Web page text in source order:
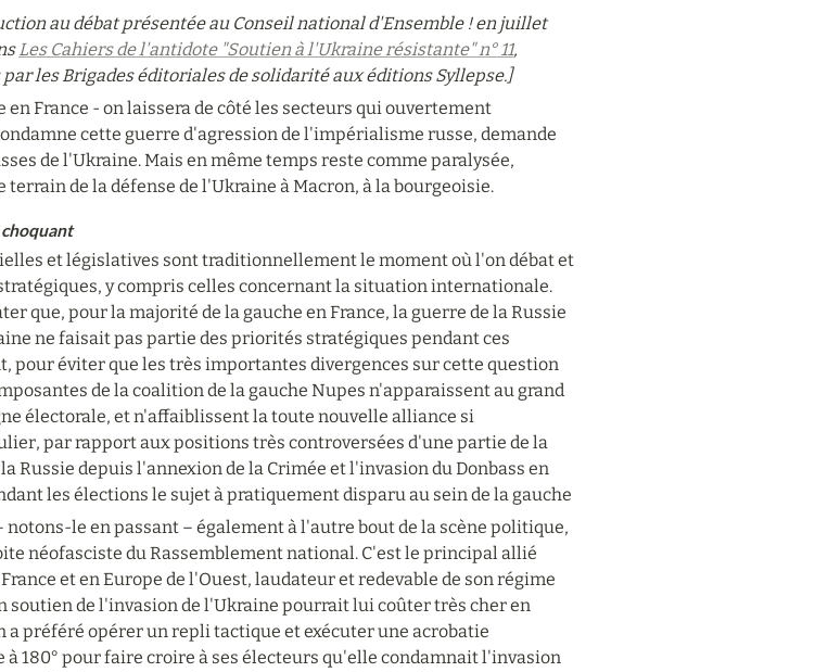
au débat présentée au Conseil national d'Ensemble ! en juillet
Les Cahiers de l'antidote "Soutien à l'Ukraine résistante" n° 11,
les Brigades éditoriales de solidarité aux éditions Syllepse.]
en France - on laissera de côté les secteurs qui ouvertement
cette guerre d'agression de l'impérialisme russe, demande
de l'Ukraine. Mais en même temps reste comme paralysée,
terrain de la défense de l'Ukraine à Macron, à la bourgeoisie.
choquant
et législatives sont traditionnellement le moment où l'on débat et
y compris celles concernant la situation internationale.
que, pour la majorité de la gauche en France, la guerre de la Russie
ne faisait pas partie des priorités stratégiques pendant ces
pour éviter que les très importantes divergences sur cette question
de la coalition de la gauche Nupes n'apparaissent au grand
électorale, et n'affaiblissent la toute nouvelle alliance si
par rapport aux positions très controversées d'une partie de la
Russie depuis l'annexion de la Crimée et l'invasion du Donbass en
les élections le sujet à pratiquement disparu au sein de la gauche
le en passant – également à l'autre bout de la scène politique,
néofasciste du Rassemblement national. C'est le principal allié
et en Europe de l'Ouest, laudateur et redevable de son régime
soutien de l'invasion de l'Ukraine pourrait lui coûter très cher en
a préféré opérer un repli tactique et exécuter une acrobatie
à 180° pour faire croire à ses électeurs qu'elle condamnait l'invasion